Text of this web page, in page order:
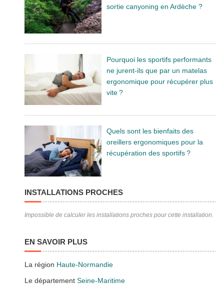
sortie canyoning en Ardèche ?
Pourquoi les sportifs performants
ne jurent-ils que par un matelas
ergonomique pour récupérer plus
vite ?
Quels sont les bienfaits des
oreillers ergonomiques pour la
récupération des sportifs ?
INSTALLATIONS PROCHES
Impossible de calculer les installations proches pour cette installation.
EN SAVOIR PLUS
La région Haute-Normandie
Le départementSeine-Maritime